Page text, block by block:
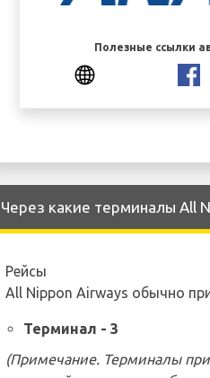
Полезные ссылки
Через какие терминалы All
Рейсы
All Nippon Airways обычно
Терминал - 3
(Примечание. Терминалы